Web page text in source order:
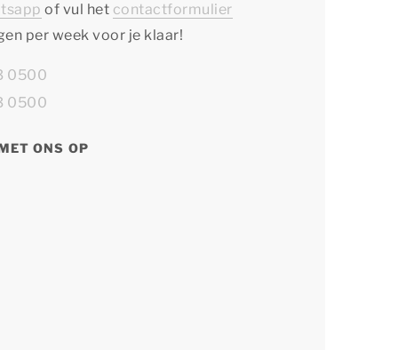
of vul het contactformulier
per week voor je klaar!
0500
0500
ONS OP